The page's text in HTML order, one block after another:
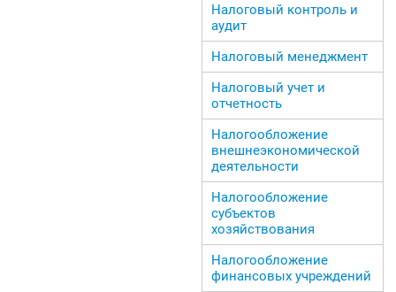
Налоговый контроль и
аудит
Налоговый менеджмент
Налоговый учет и
отчетность
Налогообложение
внешнеэкономической
деятельности
Налогообложение
субъектов
хозяйствования
Налогообложение
финансовых учреждений